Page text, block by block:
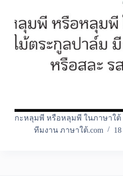
กะหลุมพี หรือหลุมพี ในภาษาใ
ทีมงาน ภาษาใต้.com